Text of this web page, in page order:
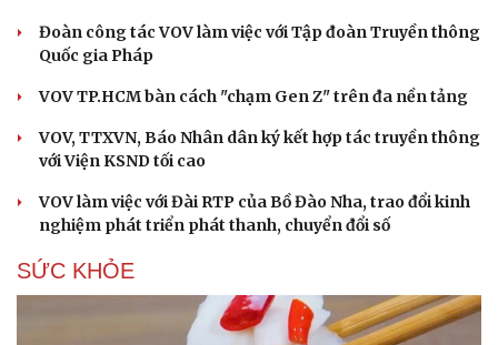
Đoàn công tác VOV làm việc với Tập đoàn Truyền thông
Quốc gia Pháp
VOV TP.HCM bàn cách "chạm Gen Z" trên đa nền tảng
VOV, TTXVN, Báo Nhân dân ký kết hợp tác truyền thông
với Viện KSND tối cao
VOV làm việc với Đài RTP của Bồ Đào Nha, trao đổi kinh
nghiệm phát triển phát thanh, chuyển đổi số
SỨC KHỎE